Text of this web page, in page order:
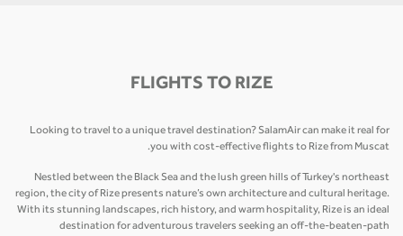
FLIGHTS TO RIZE
Looking to travel to a unique travel destination? SalamAir can make it real for
you with cost-effective flights to Rize from Muscat.
Nestled between the Black Sea and the lush green hills of Turkey's northeast
region, the city of Rize presents nature’s own architecture and cultural heritage.
With its stunning landscapes, rich history, and warm hospitality, Rize is an ideal
destination for adventurous travelers seeking an off-the-beaten-path